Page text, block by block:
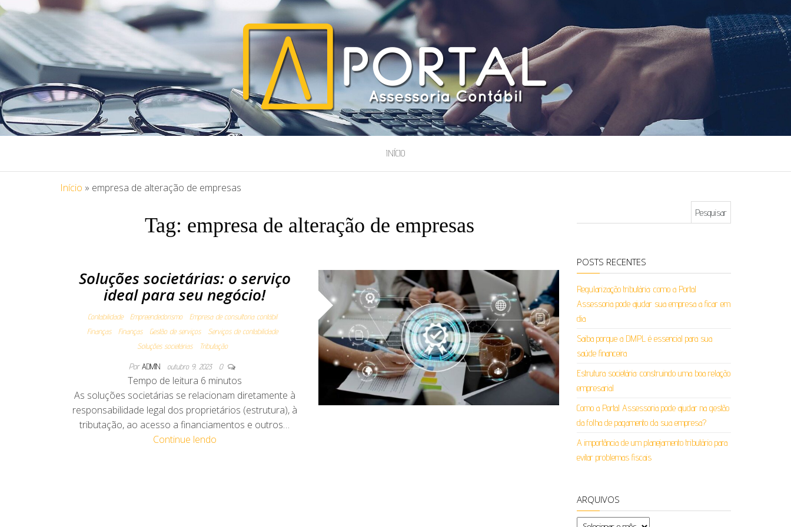
PORTAL ASSESSORIA
Blog Portal Assessoria
INÍCIO
Início » empresa de alteração de empresas
Tag: empresa de alteração de empresas
Soluções societárias: o serviço
ideal para seu negócio!
Contabilidade Empreendedorismo
Empresa de consultoria contábil
Finanças
Finanças Gestão de serviços
Serviços de contabilidade
Soluções societárias
Tributação
Por ADMIN outubro 9, 2023 0
Tempo de leitura 6 minutos
As soluções societárias se relacionam diretamente à
responsabilidade legal dos proprietários (estrutura), à
tributação, ao acesso a financiamentos e outros…
Continue lendo
POSTS RECENTES
Regularização tributária: como a Portal
Assessoria pode ajudar sua empresa a ficar em
dia
Saiba porque a DMPL é essencial para sua
saúde financeira
Estrutura societária: construindo uma boa relação
empresarial
Como a Portal Assessoria pode ajudar na gestão
da folha de pagamento da sua empresa?
A importância de um planejamento tributário para
evitar problemas fiscais
ARQUIVOS
Arquivos